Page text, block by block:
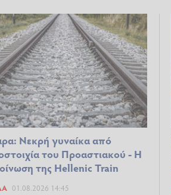
Νεκρή γυναίκα από
του Προαστιακού - Η
της Hellenic Train
01.08.2026 14:45